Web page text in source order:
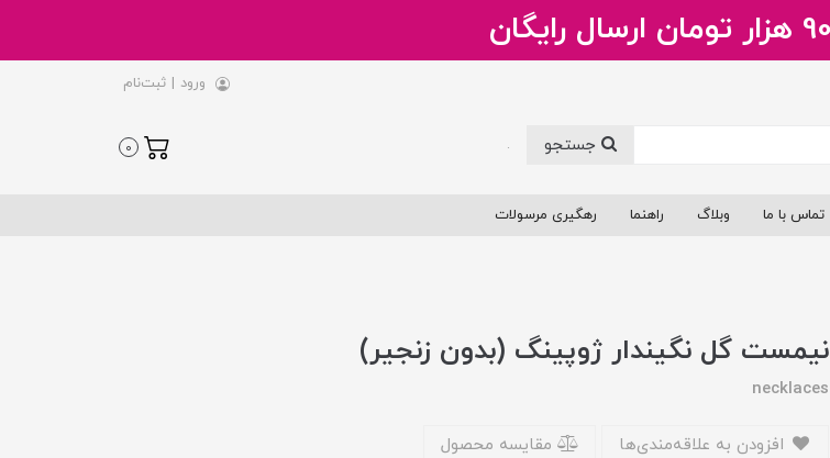
ورود | ثبت‌نام
.
0
تماس با ما وبلاگ راهنما رهگیری مرسولات
نیمست گل نگیندار ژوپینگ (بدون زنجیر)
necklaces
مقایسه محصول